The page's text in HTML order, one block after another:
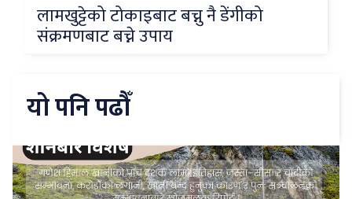
लामखुट्टेको टोकाइबाट बच्नु नै डेंगीको
संक्रमणबाट बच्ने उपाय
यो पनि पढौँ